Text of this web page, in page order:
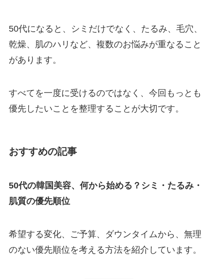
50代になると、シミだけでなく、たるみ、毛穴、
乾燥、肌のハリなど、複数のお悩みが重なること
があります。
すべてを一度に受けるのではなく、今回もっとも
優先したいことを整理することが大切です。
おすすめの記事
50代の韓国美容、何から始める？シミ・たるみ・
肌質の優先順位
希望する変化、ご予算、ダウンタイムから、無理
のない優先順位を考える方法を紹介しています。